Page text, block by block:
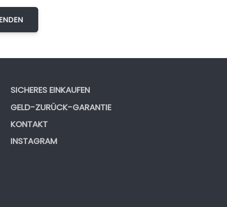
SICHERES EINKAUFEN
GELD-ZURÜCK-GARANTIE
KONTAKT
INSTAGRAM